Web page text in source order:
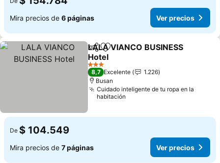
Mira precios de 6 páginas Ver precios
CompartirAgregar a favoritos
LALA VIANCO BUSINESS
Hotel
3 Estrellas
8,7 Excelente
1.226
Busan
Cuidado inteligente de tu ropa en la
habitación
De $ 104.549
Mira precios de 7 páginas Ver precios